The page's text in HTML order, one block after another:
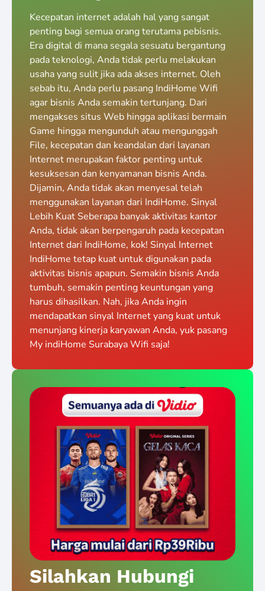
Kecepatan internet adalah hal yang sangat
penting bagi semua orang terutama pebisnis.
Era digital di mana segala sesuatu bergantung
pada teknologi, Anda tidak perlu melakukan
usaha yang sulit jika ada akses internet. Oleh
sebab itu, Anda perlu pasang IndiHome Wifi
agar bisnis Anda semakin tertunjang. Dari
mengakses situs Web hingga aplikasi bermain
Game hingga mengunduh atau mengunggah
File, kecepatan dan keandalan dari layanan
Internet merupakan faktor penting untuk
kesuksesan dan kenyamanan bisnis Anda.
Dijamin, Anda tidak akan menyesal telah
menggunakan layanan dari IndiHome. Sinyal
Lebih Kuat Seberapa banyak aktivitas kantor
Anda, tidak akan berpengaruh pada kecepatan
Internet dari IndiHome, kok! Sinyal Internet
IndiHome tetap kuat untuk digunakan pada
aktivitas bisnis apapun. Semakin bisnis Anda
tumbuh, semakin penting keuntungan yang
harus dihasilkan. Nah, jika Anda ingin
mendapatkan sinyal Internet yang kuat untuk
menunjang kinerja karyawan Anda, yuk pasang
My indiHome Surabaya Wifi saja!
Silahkan Hubungi